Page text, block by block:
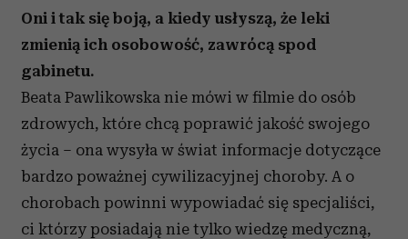
Oni i tak się boją, a kiedy usłyszą, że leki
zmienią ich osobowość, zawrócą spod
gabinetu.
Beata Pawlikowska nie mówi w filmie do osób
zdrowych, które chcą poprawić jakość swojego
życia – ona wysyła w świat informacje dotyczące
bardzo poważnej cywilizacyjnej choroby. A o
chorobach powinni wypowiadać się specjaliści,
ci którzy posiadają nie tylko wiedzę medyczną,